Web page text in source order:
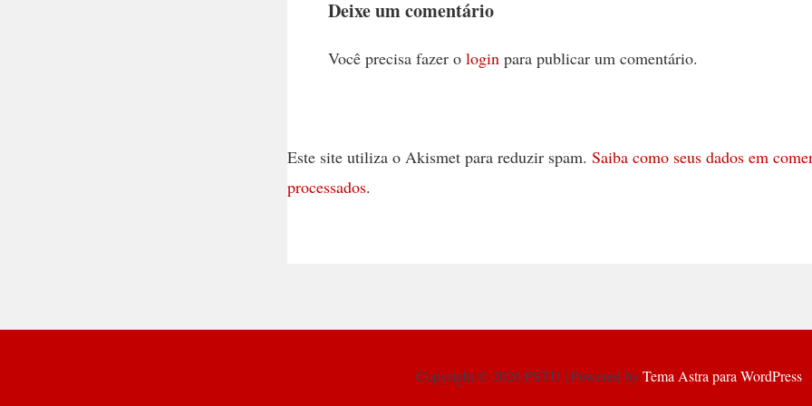
Deixe um comentário
Você precisa fazer o login para publicar um comentário.
Este site utiliza o Akismet para reduzir spam. Saiba como seus dados em
processados.
Copyright © 2026 PSTU | Powered byTema Astra para WordPress